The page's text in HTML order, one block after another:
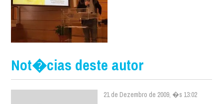
Not�cias deste autor
21 de Dezembro de 2009, �s 13:02